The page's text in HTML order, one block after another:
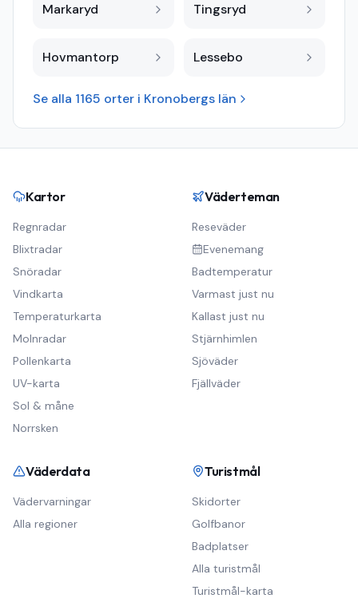
Markaryd Tingsryd
Hovmantorp Lessebo
Se alla 1165 orter i Kronobergs län
Kartor
Regnradar
Blixtradar
Snöradar
Vindkarta
Temperaturkarta
Molnradar
Pollenkarta
UV-karta
Sol & måne
Norrsken
Väderteman
Reseväder
Evenemang
Badtemperatur
Varmast just nu
Kallast just nu
Stjärnhimlen
Sjöväder
Fjällväder
Väderdata
Vädervarningar
Alla regioner
Turistmål
Skidorter
Golfbanor
Badplatser
Alla turistmål
Turistmål-karta